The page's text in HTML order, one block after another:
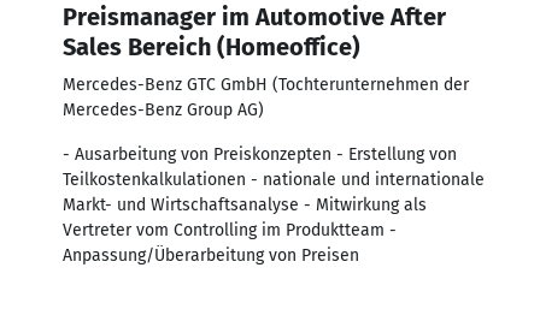
Preismanager im Automotive After
Sales Bereich (Homeoffice)
Mercedes-Benz GTC GmbH (Tochterunternehmen der
Mercedes-Benz Group AG)
- Ausarbeitung von Preiskonzepten - Erstellung von
Teilkostenkalkulationen - nationale und internationale
Markt- und Wirtschaftsanalyse - Mitwirkung als
Vertreter vom Controlling im Produktteam -
Anpassung/Überarbeitung von Preisen